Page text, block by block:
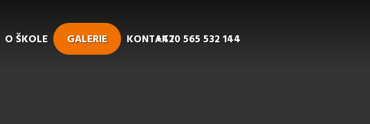
O ŠKOLE GALERIE KONTAKT+420 565 532 144